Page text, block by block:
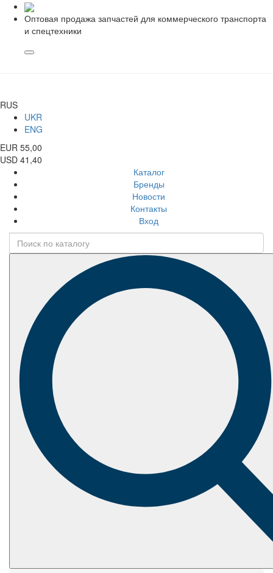
Оптовая продажа запчастей для коммерческого транспорта
и спецтехники
RUS
UKR
ENG
EUR 55,00
USD 41,40
Каталог
Бренды
Новости
Контакты
Вход